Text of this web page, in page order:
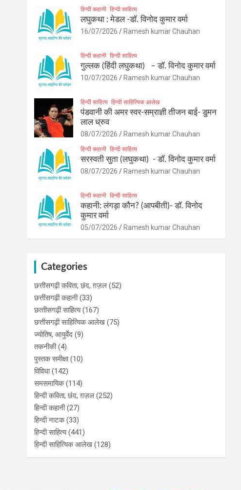
हिन्दी कहानी हिन्दी साहित्य
लघुकथा : मेडल -डॉ. विनोद कुमार वर्मा
16/07/2026 Ramesh kumar Chauhan
हिन्दी कहानी हिन्दी साहित्य
गुल्लक (हिंदी लघुकथा) – डॉ. विनोद कुमार वर्मा
10/07/2026 Ramesh kumar Chauhan
हिन्दी साहित्य हिन्दी साहित्यिक आलेख
पंडवानी की अमर स्वर-सम्राज्ञी तीजन बाई- डुमन
लाल ध्रुव
08/07/2026 Ramesh kumar Chauhan
हिन्दी कहानी हिन्दी साहित्य
सरस्वती सुता (लघुकथा) ​- डॉ. विनोद कुमार वर्मा
08/07/2026 Ramesh kumar Chauhan
हिन्दी कहानी हिन्दी साहित्य
कहानी: लंगड़ा कौन? (आपबीती)​- डॉ. विनोद
कुमार वर्मा
05/07/2026 Ramesh kumar Chauhan
Categories
छत्तीसगढ़ी कविता, छंद, ग़ज़ल (52)
छत्तीसगढ़ी कहानी(33)
छत्‍तीसगढ़ी साहित्‍य(167)
छत्तीसगढ़ी साहित्यिक आलेख (75)
ज्योतिष, आयुर्वेद (9)
तकनीकी(4)
पुस्‍तक समीक्षा(10)
विविधा(142)
समसमायिक(114)
हिन्दी कविता, छंद, ग़ज़ल (252)
हिन्दी कहानी(27)
हिन्‍दी नाटक(33)
हिन्दी साहित्य(441)
हिन्दी साहित्यिक आलेख (128)